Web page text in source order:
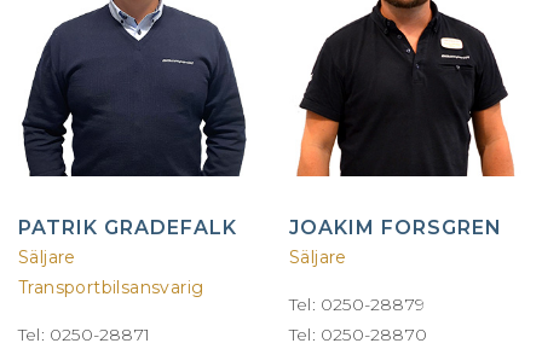
PATRIK GRADEFALK
Säljare
Transportbilsansvarig
Tel: 0250-28871
JOAKIM FORSGREN
Säljare
Tel: 0250-28879
Tel: 0250-28870